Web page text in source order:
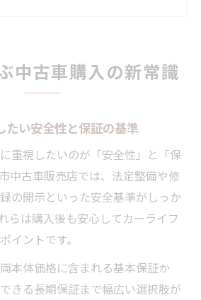
店選びで注目すべきサービス内
車購入で失敗しないコツまと
中古車を探す秘訣
車店の特徴と店舗ごとの強みを
肢を広げる店舗比較のポイン
気車種を狭山市で見つける方
中古車購入の新常識
たい安全性と保証の基準
重視したいのが「安全性」と「保
中古車販売店では、法定整備や修
の開示といった安全基準がしっか
らは購入後も安心してカーライフ
イントです。
本体価格に含まれる基本保証か
きる長期保証まで幅広い選択肢が